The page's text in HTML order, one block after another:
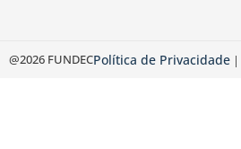
@2026 FUNDECPolítica de Privacidade |